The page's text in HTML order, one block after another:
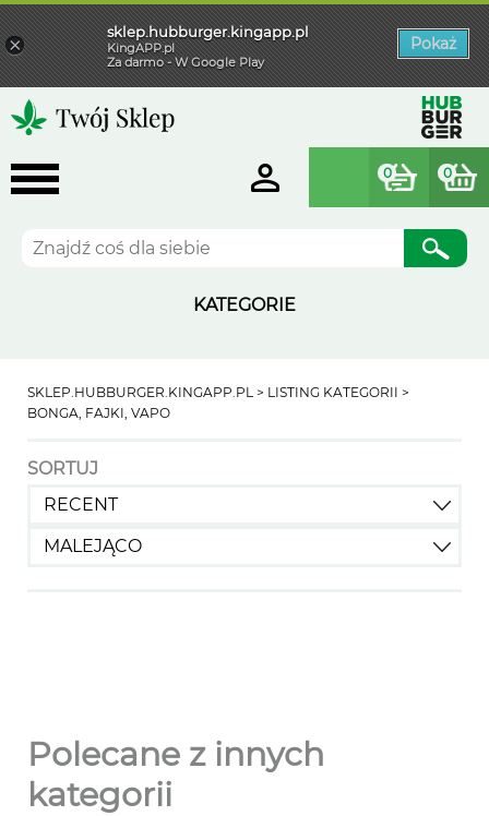
0 0
Szukaj
KATEGORIE
SKLEP.HUBBURGER.KINGAPP.PL
LISTING KATEGORII
BONGA, FAJKI, VAPO
SORTUJ
RECENT
MALEJĄCO
Polecane z innych
kategorii
×
sklep.hubburger.kingapp.pl
KingAPP.pl
Za darmo - W Google Play
Pokaż